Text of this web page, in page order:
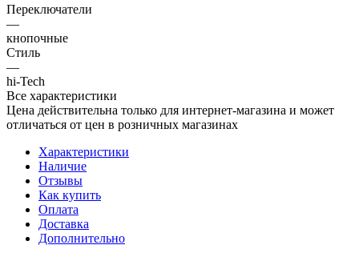
Переключатели
—
кнопочные
Стиль
—
hi-Tech
Все характеристики
Цена действительна только для интернет-магазина и может
отличаться от цен в розничных магазинах
Характеристики
Наличие
Отзывы
Как купить
Оплата
Доставка
Дополнительно